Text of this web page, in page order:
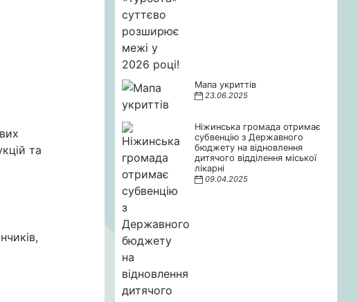
та
Мапа укриттів
23.06.2025
Ніжинська громада отримає
субвенцію з Державного
бюджету на відновлення
дитячого відділення міської
лікарні
09.04.2025